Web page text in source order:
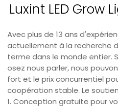
Luxint LED Grow
Avec plus de 13 ans
actuellement à la recherche
terme dans le monde entier.
osez nous parler, nous
fort et le prix concurrentiel
coopération stable. Le
1. Conception gratuite pour